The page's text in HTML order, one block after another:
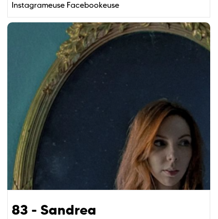
Instagrameuse Facebookeuse
83 - Sandrea